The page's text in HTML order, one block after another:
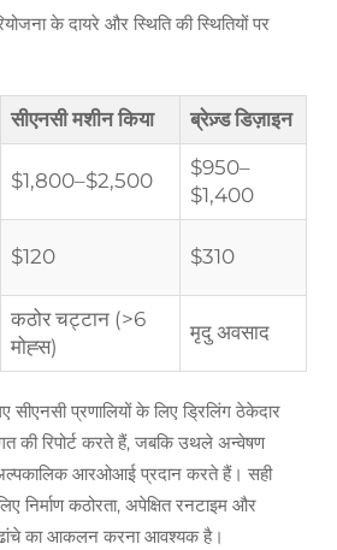
के दायरे और स्थिति की स्थितियों पर
सीएनसी मशीन किया ब्रेज़्ड डिज़ाइन
$1,800–$2,500
$950–
$1,400
$120 $310
कठोर चट्टान (>6
मोह्स)
मृदु अवसाद
सीएनसी प्रणालियों के लिए ड्रिलिंग ठेकेदार
की रिपोर्ट करते हैं, जबकि उथले अन्वेषण
आरओआई प्रदान करते हैं। सही
निर्माण कठोरता, अपेक्षित रनटाइम और
ढांचे का आकलन करना आवश्यक है।